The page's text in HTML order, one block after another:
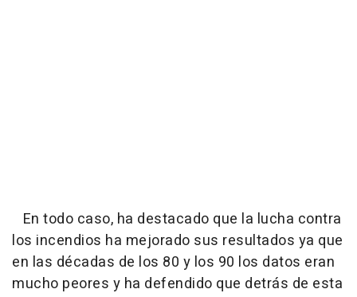
En todo caso, ha destacado que la lucha contra
los incendios ha mejorado sus resultados ya que
en las décadas de los 80 y los 90 los datos eran
mucho peores y ha defendido que detrás de esta